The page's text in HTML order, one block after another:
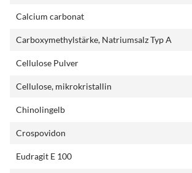
Calcium carbonat
Carboxymethylstärke, Natriumsalz Typ A
Cellulose Pulver
Cellulose, mikrokristallin
Chinolingelb
Crospovidon
Eudragit E 100